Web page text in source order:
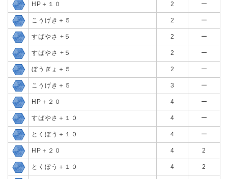
HP＋１０ 2 ー
こうげき＋５ 2 ー
すばやさ +５ 2 ー
すばやさ +５ 2 ー
ぼうぎょ＋５ 2 ー
こうげき＋５ 3 ー
HP＋２０ 4 ー
すばやさ＋１０ 4 ー
とくぼう＋１０ 4 ー
HP＋２０ 4 2
とくぼう＋１０ 4 2